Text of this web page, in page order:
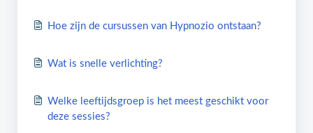
Hoe zijn de cursussen van Hypnozio ontstaan?
Wat is snelle verlichting?
Welke leeftijdsgroep is het meest geschikt voor
deze sessies?